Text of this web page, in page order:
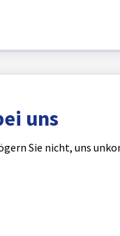
uns
Sie nicht, uns